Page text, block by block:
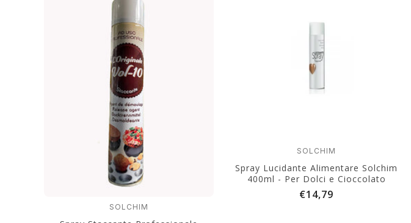
SOLCHIM
SOLCHIM
Spray Lucidante Alimentare Solchim
400ml - Per Dolci e Cioccolato
€14,79